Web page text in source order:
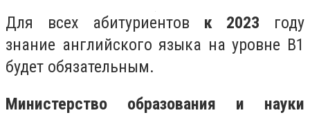
Для всех абитуриентов к 2023 году
знание английского языка на уровне В1
будет обязательным.
Министерство образования и науки